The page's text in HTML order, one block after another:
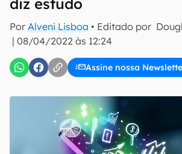
diz estudo
Por Alveni Lisboa • Editado por
| 08/04/2022 às 12:24
Assine nossa
inscreva-se
Confirmo que li, aceito e concordo com
Uso e Política de Privacidade do